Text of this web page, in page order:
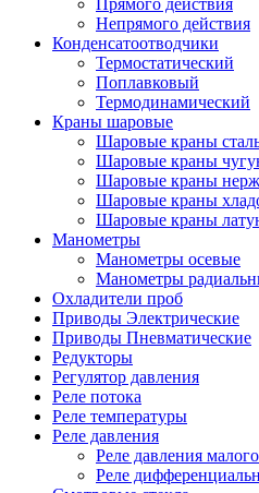
Прямого действия
Непрямого действия
Конденсатоотводчики
Термостатический
Поплавковый
Термодинамический
Краны шаровые
Шаровые краны
Шаровые краны
Шаровые краны
Шаровые краны
Шаровые краны
Манометры
Манометры осевые
Манометры
Охладители проб
Приводы Электрические
Приводы Пневматические
Редукторы
Регулятор давления
Реле потока
Реле температуры
Реле давления
Реле давления
Реле